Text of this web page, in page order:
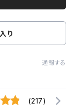
り
通報する
(217)